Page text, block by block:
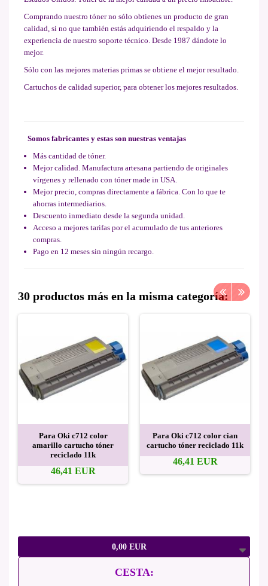
0,00 EUR
CESTA:
Comprando nuestro tóner no sólo obtienes un producto de gran
calidad, si no que también estás adquiriendo el respaldo y la
experiencia de nuestro soporte técnico. Desde 1987 dándote lo
mejor.
Sólo con las mejores materias primas se obtiene el mejor resultado.
Cartuchos de calidad superior, para obtener los mejores resultados.
Somos fabricantes y estas son nuestras ventajas
Más cantidad de tóner.
Mejor calidad. Manufactura artesana partiendo de originales
vírgenes y rellenado con tóner made in USA.
Mejor precio, compras directamente a fábrica. Con lo que te
ahorras intermediarios.
Descuento inmediato desde la segunda unidad.
Acceso a mejores tarifas por el acumulado de tus anteriores
compras.
Pago en 12 meses sin ningún recargo.
30 productos más en la misma categoría:
Para Oki c712 color
amarillo cartucho tóner
reciclado 11k
46,41 EUR
Para Oki c712 color cian
cartucho tóner reciclado 11k
46,41 EUR